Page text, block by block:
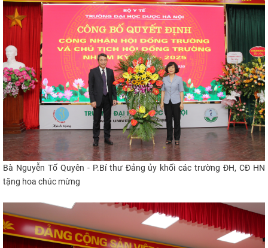
Bà Nguyễn Tố Quyên - P.Bí thư Đảng ủy khối các trường ĐH, CĐ HN
tặng hoa chúc mừng